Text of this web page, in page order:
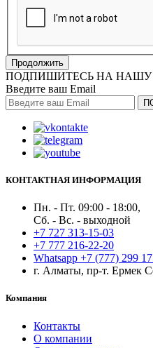
Продолжить
ПОДПИШИТЕСЬ НА НАШУ
Введите ваш Email
КОНТАКТНАЯ ИНФОРМАЦИЯ
Пн. - Пт. 09:00 - 18:00,
Сб. - Вс. - выходной
+7 727 313-15-03
+7 777 216-22-20
Whatsapp +7 (777) 299
г. Алматы, пр-т. Ермек
Компания
Контакты
О компании